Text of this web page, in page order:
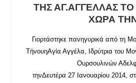
ΤΗΣ ΑΓ.ΑΓΓΕΛΛΑΣ
ΧΩΡΑ
Γιορτάστηκε πανηγυρικά από τη
ΤήνουηΑγία Αγγέλα, Ιδρύτρια του
Ουρσουλινών
τηνΔευτέρα 27 Ιανουαρίου 2014,